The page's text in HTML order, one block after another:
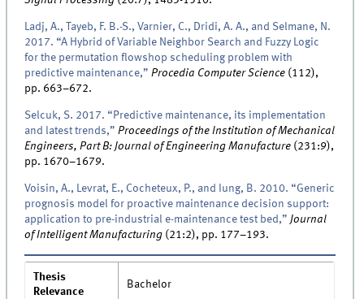
Ladj, A., Tayeb, F. B.-S., Varnier, C., Dridi, A. A., and Selmane, N.
2017. “A Hybrid of Variable Neighbor Search and Fuzzy Logic
for the permutation flowshop scheduling problem with
predictive maintenance,” Procedia Computer Science (112),
pp. 663–672.
Selcuk, S. 2017. “Predictive maintenance, its implementation
and latest trends,” Proceedings of the Institution of Mechanical
Engineers, Part B: Journal of Engineering Manufacture (231:9),
pp. 1670–1679.
Voisin, A., Levrat, E., Cocheteux, P., and Iung, B. 2010. “Generic
prognosis model for proactive maintenance decision support:
application to pre-industrial e-maintenance test bed,” Journal
of Intelligent Manufacturing (21:2), pp. 177–193.
Thesis
Relevance
Bachelor